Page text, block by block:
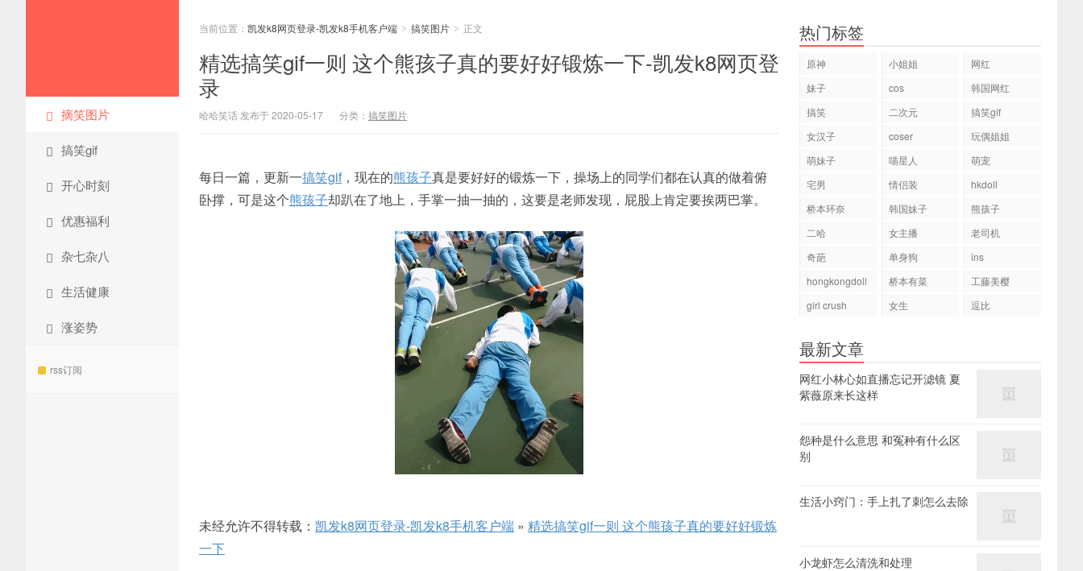
摘笑图片
搞笑gif
开心时刻
优惠福利
杂七杂八
生活健康
涨姿势
rss订阅
当前位置： 凯发k8网页登录-凯发k8手机客户端 > 搞笑图片 > 正文
精选搞笑gif一则 这个熊孩子真的要好好锻炼一下-凯发k8网页登
录
哈哈笑话 发布于 2020-05-17 分类： 搞笑图片
每日一篇，更新一搞笑gif ，现在的熊孩子真是要好好的锻炼一下，操场上的同学们都在认真的做着俯
卧撑，可是这个熊孩子却趴在了地上，手掌一抽一抽的，这要是老师发现，屁股上肯定要挨两巴掌。
未经允许不得转载： 凯发k8网页登录-凯发k8手机客户端 » 精选搞笑gif一则 这个熊孩子真的要好好锻炼
一下
热门标签
原神 小姐姐
网红
妹子
cos
韩国网红
搞笑
二次元
搞笑gif
女汉子
coser
玩偶姐姐
萌妹子
喵星人
萌宠
宅男
情侣装
hkdoll
桥本环奈
韩国妹子
熊孩子
二哈
女主播
老司机
奇葩
单身狗
ins
hongkongdoll
桥本有菜
工藤美樱
girl crush
女生 逗比
最新文章
网红小林心如直播忘记开滤镜 夏
紫薇原来长这样
怨种是什么意思 和冤种有什么区
别
生活小窍门：手上扎了刺怎么去除
小龙虾怎么清洗和处理